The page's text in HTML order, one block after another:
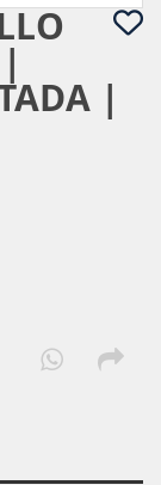
|